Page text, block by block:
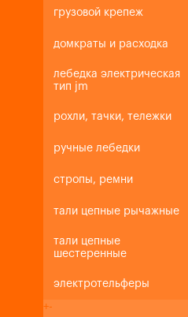
грузовой крепеж
домкраты и расходка
лебедка электрическая
тип jm
рохли, тачки, тележки
ручные лебедки
стропы, ремни
тали цепные рычажные
тали цепные
шестеренные
электротельферы
+-